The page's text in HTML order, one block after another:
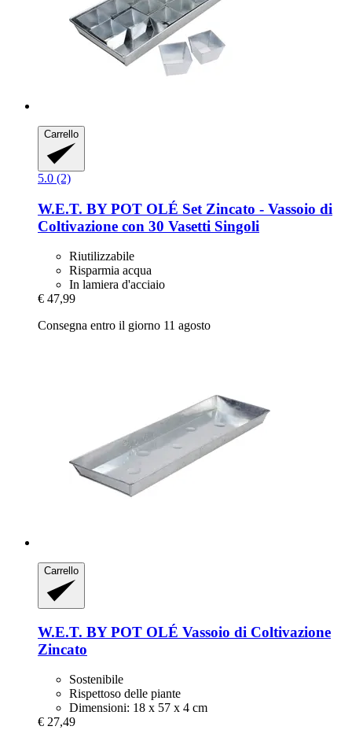
Carrello
5.0 (2)
W.E.T. BY POT OLÉ Set Zincato -​ Vassoio di
Coltivazione con 30 Vasetti Singoli
Riutilizzabile
Risparmia acqua
In lamiera d'acciaio
€ 47,99
Consegna entro il giorno 11 agosto
Carrello
W.E.T. BY POT OLÉ Vassoio di Coltivazione
Zincato
Sostenibile
Rispettoso delle piante
Dimensioni: 18 x 57 x 4 cm
€ 27,49